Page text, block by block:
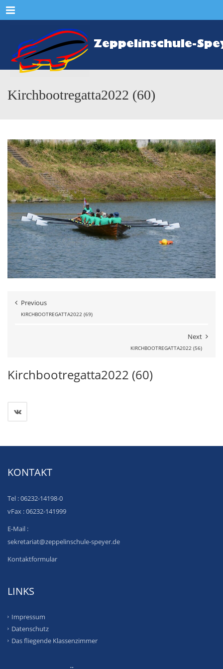
Menu
Kirchbootregatta2022 (60)
Previous
KIRCHBOOTREGATTA2022 (69)
Next
KIRCHBOOTREGATTA2022 (56)
Kirchbootregatta2022 (60)
KONTAKT
Tel : 06232-14198-0
vFax : 06232-141999
E-Mail :
sekretariat@zeppelinschule-speyer.de
Kontaktformular
LINKS
Impressum
Datenschutz
Das fliegende Klassenzimmer